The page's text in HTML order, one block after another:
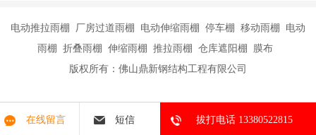
电动推拉雨棚 厂房过道雨棚 电动伸缩雨棚 停车棚 移动雨棚 电动
雨棚 折叠雨棚 伸缩雨棚 推拉雨棚 仓库遮阳棚 膜布
版权所有：佛山鼎新钢结构工程有限公司
在线留言 短信 拔打电话 13380522815